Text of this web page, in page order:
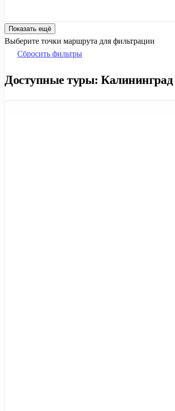
Показать ещё
Выберите точки маршрута для фильтрации
Сбросить фильтры
Доступные туры: Калининград